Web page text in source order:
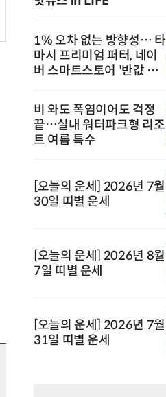
1% 오차 없는 방향성… 타
마시 프리미엄 퍼터, 네이
버 스마트스토어 '반값 할
비 와도 폭염이어도 걱정
끝…실내 워터파크형 리조
트 여름 특수
[오늘의 운세] 2026년 7월
30일 띠별 운세
[오늘의 운세] 2026년 8월
7일 띠별 운세
[오늘의 운세] 2026년 7월
31일 띠별 운세